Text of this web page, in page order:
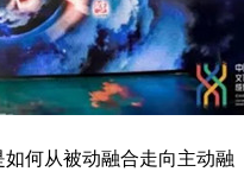
何从被动融合走向主动融